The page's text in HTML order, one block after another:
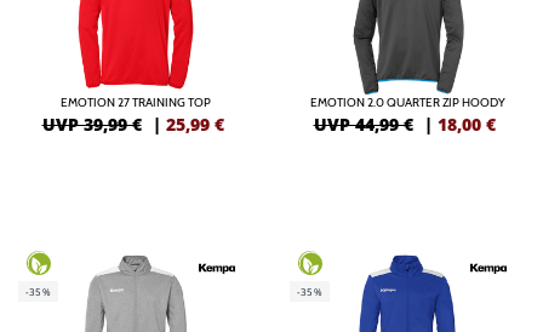
EMOTION 27 TRAINING TOP
UVP 39,99 € | 25,99 €
EMOTION 2.0 QUARTER ZIP HOODY
UVP 44,99 € | 18,00 €
-35% -35%